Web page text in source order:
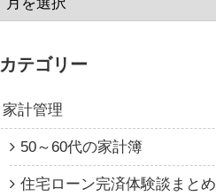
カテゴリー
家計管理
50～60代の家計簿
住宅ローン完済体験談まとめ